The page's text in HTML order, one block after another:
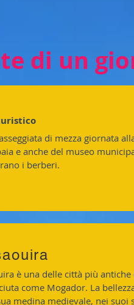
di un
di mezza giornata
e anche del museo
i berberi.
è una delle città più
come Mogador. La
medina medievale, nei